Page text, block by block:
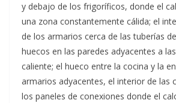
y debajo de los frigoríficos, donde el
una zona constantemente cálida; el
de los armarios cerca de las tuberías
huecos en las paredes adyacentes a
caliente; el hueco entre la cocina y la
armarios adyacentes, el interior de las
los paneles de conexiones donde el